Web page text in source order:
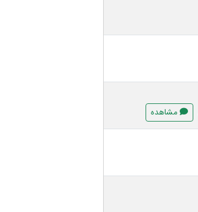
مشاهده